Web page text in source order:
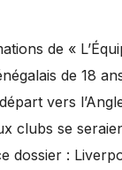
de «
de 18
vers
clubs se
dossier :